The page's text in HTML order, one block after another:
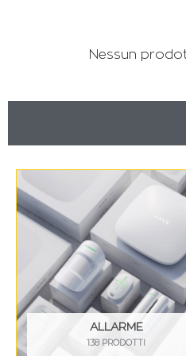
Nessun
ALLARME
138 PRODOTTI